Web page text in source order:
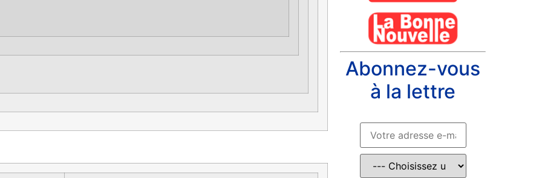
Abonnez-vous
à la lettre